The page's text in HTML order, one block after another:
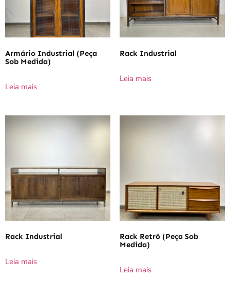
Armário Industrial (Peça
Sob Medida)
Leia mais
Rack Industrial
Leia mais
Rack Industrial
Leia mais
Rack Retrô (Peça Sob
Medida)
Leia mais